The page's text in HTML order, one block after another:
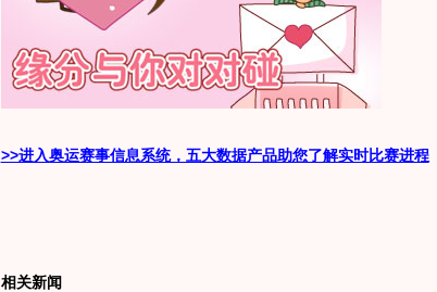
>>进入奥运赛事信息系统，五大数据产品助您了解实时比赛进程
相关新闻